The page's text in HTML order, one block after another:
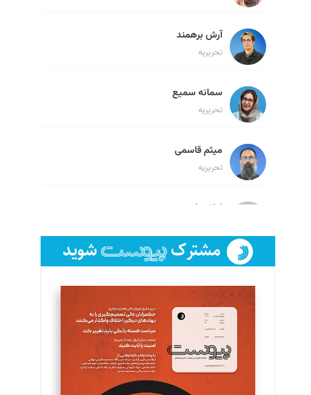
آرش برهمند
تحریریه
سمانه سمیع
تحریریه
میثم قاسمی
تحریریه
لیلا حنارود
فائزه فتحی رستمی
تحریریه
سروش کرمیان
تحریریه
مینا پاکدل